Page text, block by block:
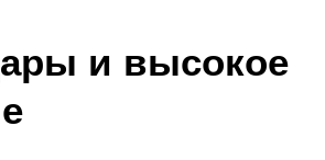
и высокое